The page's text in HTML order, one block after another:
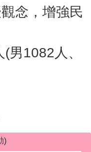
念，增強民
男1082人、
)